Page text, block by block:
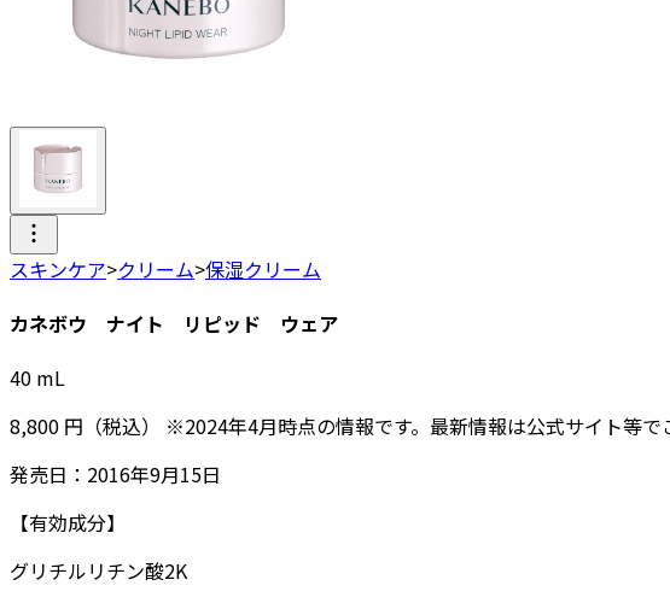
スキンケア>クリーム>保湿クリーム
カネボウ ナイト リピッド ウェア
40 mL
8,800 円 （税込） ※2024年4月時点の情報です。最新情報は公式サイト等で
発売日： 2016年9月15日
【有効成分】
グリチルリチン酸2K